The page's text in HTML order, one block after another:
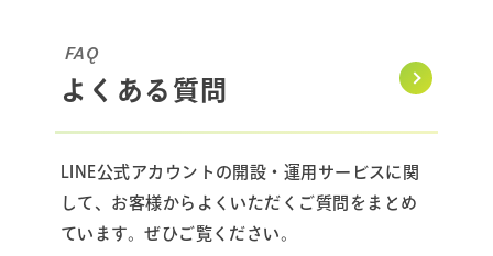
FAQ
よくある質問
LINE公式アカウントの開設・運用サービスに関
して、お客様からよくいただくご質問をまとめ
ています。ぜひご覧ください。